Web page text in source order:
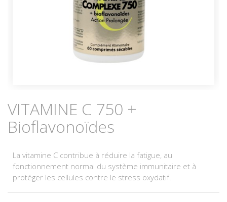
VITAMINE C 750 +
Bioflavonoïdes
La vitamine C contribue à réduire la fatigue, au
fonctionnement normal du système immunitaire et à
protéger les cellules contre le stress oxydatif.